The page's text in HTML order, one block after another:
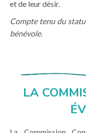
et de leur désir.
Compte tenu du
bénévole.
LA